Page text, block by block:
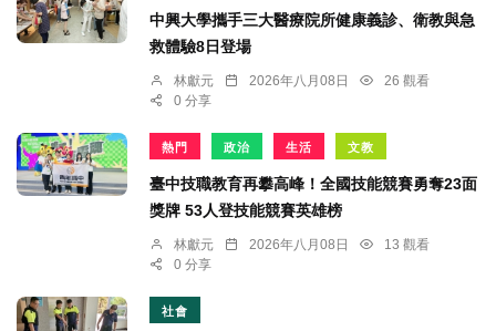
中興大學攜手三大醫療院所健康義診、衛教與急
救體驗8日登場
林獻元 2026年八月08日
26 觀看
0 分享
熱門 政治 生活 文教
臺中技職教育再攀高峰！全國技能競賽勇奪23面
獎牌 53人登技能競賽英雄榜
林獻元 2026年八月08日
13 觀看
0 分享
社會